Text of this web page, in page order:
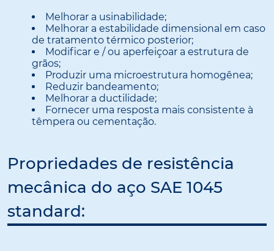
Melhorar a usinabilidade;
Melhorar a estabilidade dimensional em caso
de tratamento térmico posterior;
Modificar e / ou aperfeiçoar a estrutura de
grãos;
Produzir uma microestrutura homogênea;
Reduzir bandeamento;
Melhorar a ductilidade;
Fornecer uma resposta mais consistente à
têmpera ou cementação.
Propriedades de resistência
mecânica do aço SAE 1045
standard: